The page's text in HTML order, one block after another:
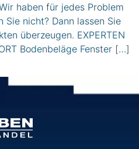
haben für jedes Problem
Sie nicht? Dann lassen Sie
überzeugen. EXPERTEN
Bodenbeläge Fenster […]